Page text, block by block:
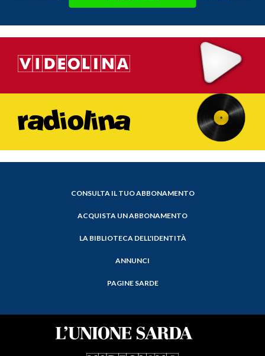
CONSULTA IL TUO ABBONAMENTO
ACQUISTA UN ABBONAMENTO
LA BIBLIOTECA DELL'IDENTITÀ
ANNUNCI
PAGINE SARDE